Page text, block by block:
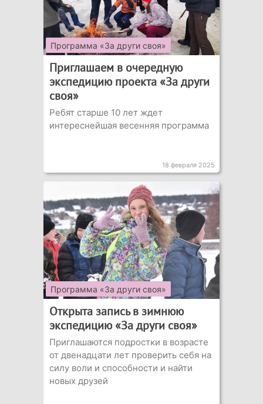
Программа «За други своя»
Приглашаем в очередную
экспедицию проекта «За други
своя»
Ребят старше 10 лет ждет
интереснейшая весенняя программа
18 февраля 2025
Программа «За други своя»
Открыта запись в зимнюю
экспедицию «За други своя»
Приглашаются подростки в возрасте
от двенадцати лет проверить себя на
силу воли и способности и найти
новых друзей